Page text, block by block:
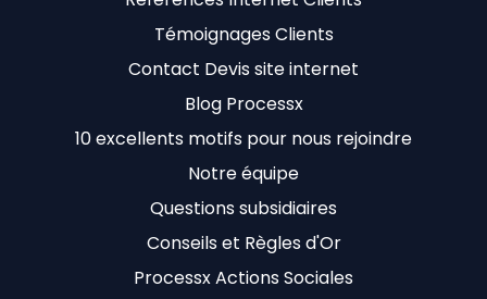
Témoignages Clients
Contact Devis site internet
Blog Processx
10 excellents motifs pour nous rejoindre
Notre équipe
Questions subsidiaires
Conseils et Règles d'Or
Processx Actions Sociales